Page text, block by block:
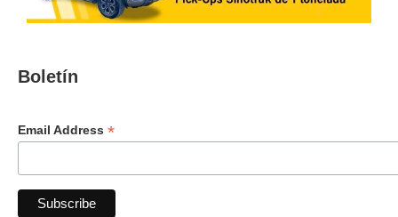
Boletín
Email Address *